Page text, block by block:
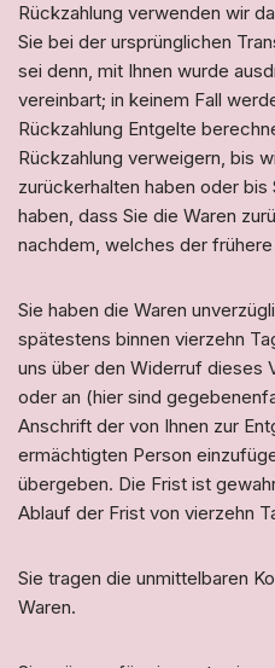
Rückzahlung verwenden wir
Sie bei der ursprünglichen
sei denn, mit Ihnen wurde
vereinbart; in keinem Fall
Rückzahlung Entgelte
Rückzahlung verweigern, bis
zurückerhalten haben oder
haben, dass Sie die Waren
nachdem, welches der
Sie haben die Waren
spätestens binnen vierzehn
uns über den Widerruf dieses
oder an (hier sind
Anschrift der von Ihnen zur
ermächtigten Person
übergeben. Die Frist ist
Ablauf der Frist von vierzehn
Sie tragen die unmittelbaren
Waren.